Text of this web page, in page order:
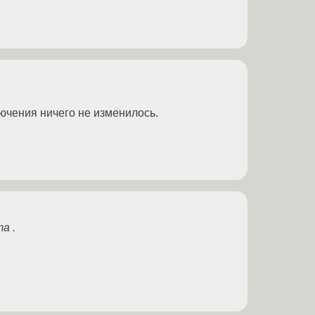
ничего не изменилось.
.